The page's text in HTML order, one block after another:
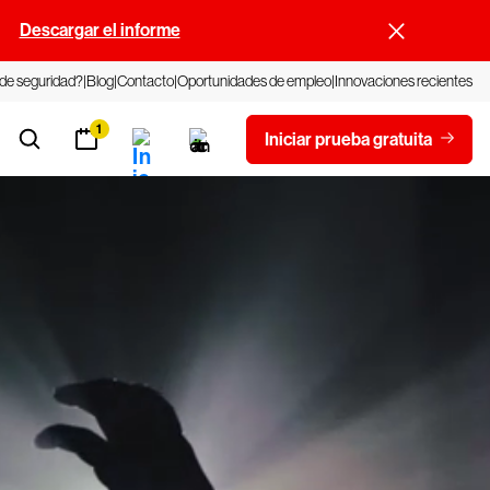
Descargar el informe
seguridad?BlogContactoOportunidades de empleo Innovaciones recientes
1 Iniciar prueba gratuita